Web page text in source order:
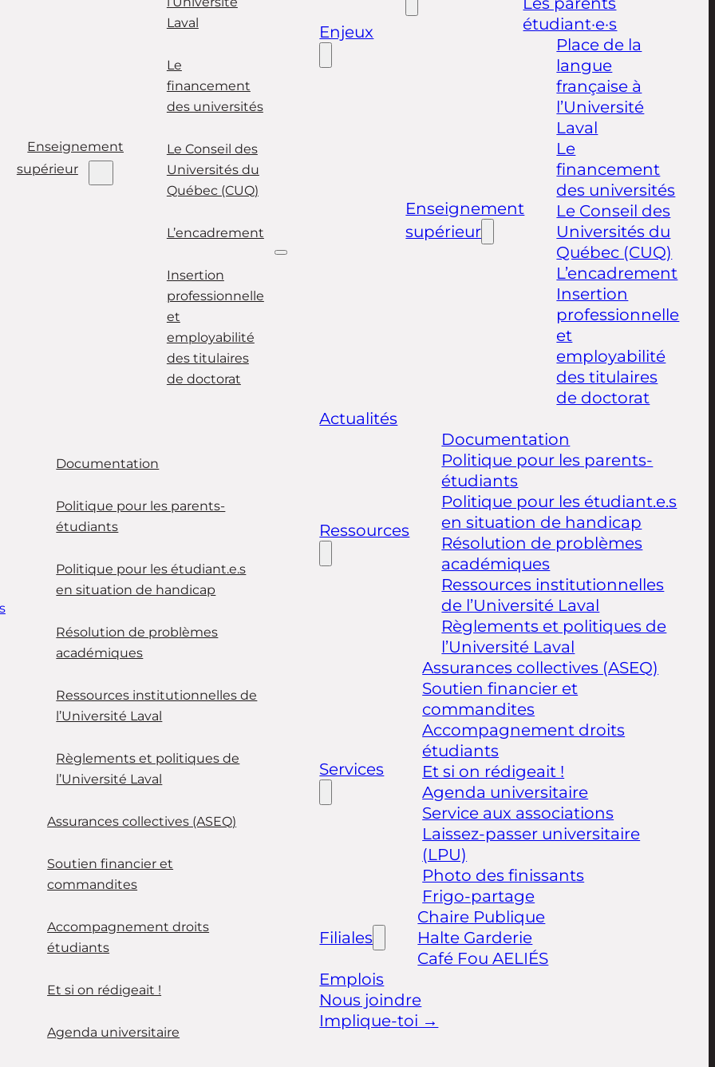
Enseignement
supérieur
Laval
Le
financement
des universités
Le Conseil des
Universités du
Québec (CUQ)
L’encadrement
Insertion
professionnelle
et
employabilité
des titulaires
de doctorat
Documentation
Politique pour les parents-
étudiants
Politique pour les étudiant.e.s
en situation de handicap
Résolution de problèmes
académiques
Ressources institutionnelles de
l’Université Laval
Règlements et politiques de
l’Université Laval
Assurances collectives (ASEQ)
Soutien financier et
commandites
Accompagnement droits
étudiants
Et si on rédigeait !
Agenda universitaire
Enjeux
étudiant·e·s
Enseignement
supérieur
Place de la
langue
française à
l’Université
Laval
Le
financement
des universités
Le Conseil des
Universités du
Québec (CUQ)
L’encadrement
Insertion
professionnelle
et
employabilité
des titulaires
de doctorat
Actualités
Ressources
Documentation
Politique pour les parents-
étudiants
Politique pour les étudiant.e.s
en situation de handicap
Résolution de problèmes
académiques
Ressources institutionnelles
de l’Université Laval
Règlements et politiques de
l’Université Laval
Services
Assurances collectives (ASEQ)
Soutien financier et
commandites
Accompagnement droits
étudiants
Et si on rédigeait !
Agenda universitaire
Service aux associations
Laissez-passer universitaire
(LPU)
Photo des finissants
Frigo-partage
Filiales
Chaire Publique
Halte Garderie
Café Fou AELIÉS
Emplois
Nous joindre
Implique-toi →